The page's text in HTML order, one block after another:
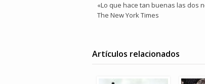
«Lo que hace tan buenas las dos
The New York Times
Artículos relacionados